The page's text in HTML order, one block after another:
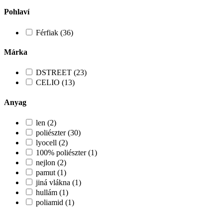
Pohlaví
Férfiak (36)
Márka
DSTREET (23)
CELIO (13)
Anyag
len (2)
poliészter (30)
lyocell (2)
100% poliészter (1)
nejlon (2)
pamut (1)
jiná vlákna (1)
hullám (1)
poliamid (1)